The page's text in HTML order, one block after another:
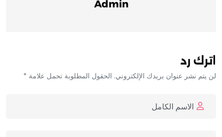
Admin
اترك رد
لن يتم نشر عنوان بريدك الإلكتروني. الحقول المطلوبة تحمل علامة *